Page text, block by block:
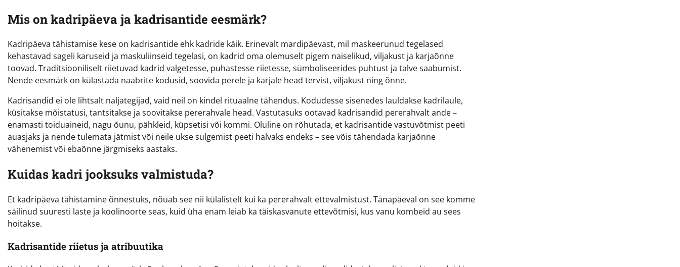
Mis on kadripäeva ja kadrisantide eesmärk?
Kadripäeva tähistamise kese on kadrisantide ehk kadride käik. Erinevalt mardipäevast, mil maskeerunud tegelased
kehastavad sageli karuseid ja maskuliinseid tegelasi, on kadrid oma olemuselt pigem naiselikud, viljakust ja karjaõnne
toovad. Traditsiooniliselt riietuvad kadrid valgetesse, puhastesse riietesse, sümboliseerides puhtust ja talve saabumist.
Nende eesmärk on külastada naabrite kodusid, soovida perele ja karjale head tervist, viljakust ning õnne.
Kadrisandid ei ole lihtsalt naljategijad, vaid neil on kindel rituaalne tähendus. Kodudesse sisenedes lauldakse kadrilaule,
küsitakse mõistatusi, tantsitakse ja soovitakse pererahvale head. Vastutasuks ootavad kadrisandid pererahvalt ande –
enamasti toiduaineid, nagu õunu, pähkleid, küpsetisi või kommi. Oluline on rõhutada, et kadrisantide vastuvõtmist peeti
auasjaks ja nende tulemata jätmist või neile ukse sulgemist peeti halvaks endeks – see võis tähendada karjaõnne
vähenemist või ebaõnne järgmiseks aastaks.
Kuidas kadri jooksuks valmistuda?
Et kadripäeva tähistamine õnnestuks, nõuab see nii külalistelt kui ka pererahvalt ettevalmistust. Tänapäeval on see komme
säilinud suuresti laste ja koolinoorte seas, kuid üha enam leiab ka täiskasvanute ettevõtmisi, kus vanu kombeid au sees
hoitakse.
Kadrisantide riietus ja atribuutika